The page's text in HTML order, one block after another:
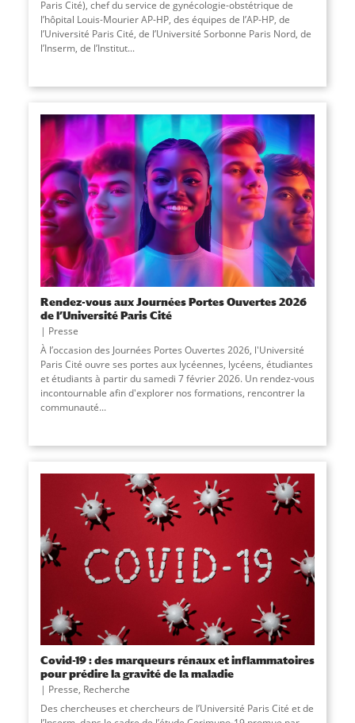
Paris Cité), chef du service de gynécologie-obstétrique de
l’hôpital Louis-Mourier AP-HP, des équipes de l’AP-HP, de
l’Université Paris Cité, de l’Université Sorbonne Paris Nord, de
l’Inserm, de l’Institut...
Rendez-vous aux Journées Portes Ouvertes 2026
de l’Université Paris Cité
Presse
À l’occasion des Journées Portes Ouvertes 2026, l'Université
Paris Cité ouvre ses portes aux lycéennes, lycéens, étudiantes
et étudiants à partir du samedi 7 février 2026. Un rendez-vous
incontournable afin d'explorer nos formations, rencontrer la
communauté...
Covid-19 : des marqueurs rénaux et inflammatoires
pour prédire la gravité de la maladie
Presse, Recherche
Des chercheuses et chercheurs de l’Université Paris Cité et de